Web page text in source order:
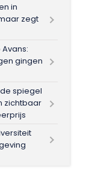
in
zegt
gingen
spiegel
zichtbaar